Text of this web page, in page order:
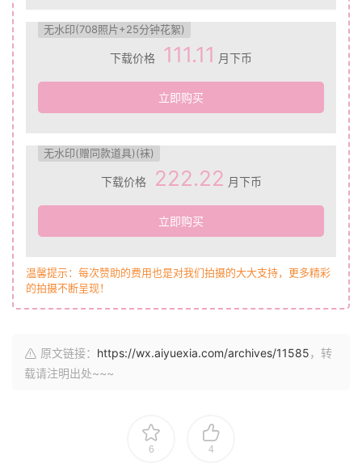
无水印(708照片+25分钟花絮)
下载价格 111.11 月下币
立即购买
无水印(赠同款道具)(袜)
下载价格 222.22 月下币
立即购买
温馨提示：每次赞助的费用也是对我们拍摄的大大支持，更多精彩
的拍摄不断呈现！
原文链接： https://wx.aiyuexia.com/archives/11585，转
载请注明出处~~~
6 4